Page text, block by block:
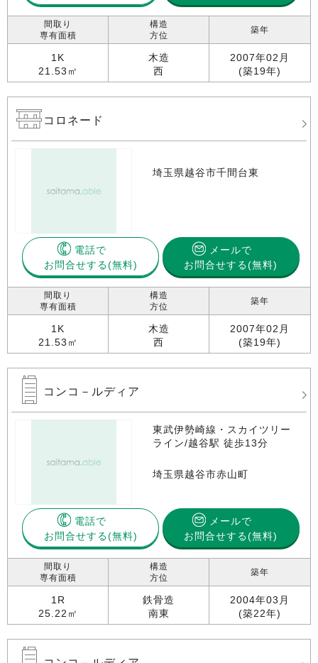
間取り
専有面積
1K
21.53㎡
構造
方位
木造
西
築年
2007年02月
(築19年)
コロネード
埼玉県越谷市千間台東
電話で
お問合せする
メールで
お問合せする(無料)
間取り
専有面積
1K
21.53㎡
構造
方位
木造
西
築年
2007年02月
(築19年)
コンコ－ルディア
東武伊勢崎線・スカイツリー
ライン/越谷駅 徒歩13分
埼玉県越谷市赤山町
電話で
お問合せする
メールで
お問合せする(無料)
間取り
専有面積
1R
25.22㎡
構造
方位
鉄骨造
南東
築年
2004年03月
(築22年)